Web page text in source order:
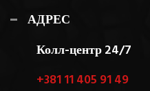
АДРЕС
Колл-центр 24/7
+381 11 405 91 49